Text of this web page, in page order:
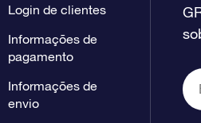
Login de clientes
Informações de
pagamento
Informações de
envio